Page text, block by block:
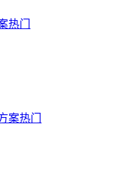
热门
案热门